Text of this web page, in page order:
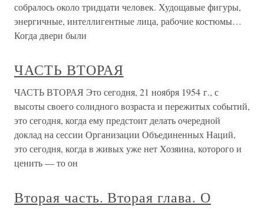
собралось около тридцати человек. Худощавые фигуры,
энергичные, интеллигентные лица, рабочие костюмы…
Когда двери были
ЧАСТЬ ВТОРАЯ
ЧАСТЬ ВТОРАЯ Это сегодня, 21 ноября 1954 г., с
высоты своего солидного возраста и пережитых событий,
это сегодня, когда ему предстоит делать очередной
доклад на сессии Организации Объединенных Наций,
это сегодня, когда в живых уже нет Хозяина, которого и
ценить — то он
Вторая часть. Вторая глава. О